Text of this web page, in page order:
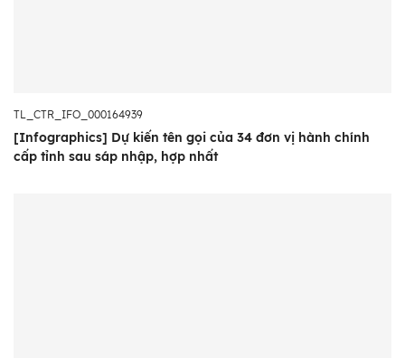
TL_CTR_IFO_000164939
[Infographics] Dự kiến tên gọi của 34 đơn vị hành chính
cấp tỉnh sau sáp nhập, hợp nhất